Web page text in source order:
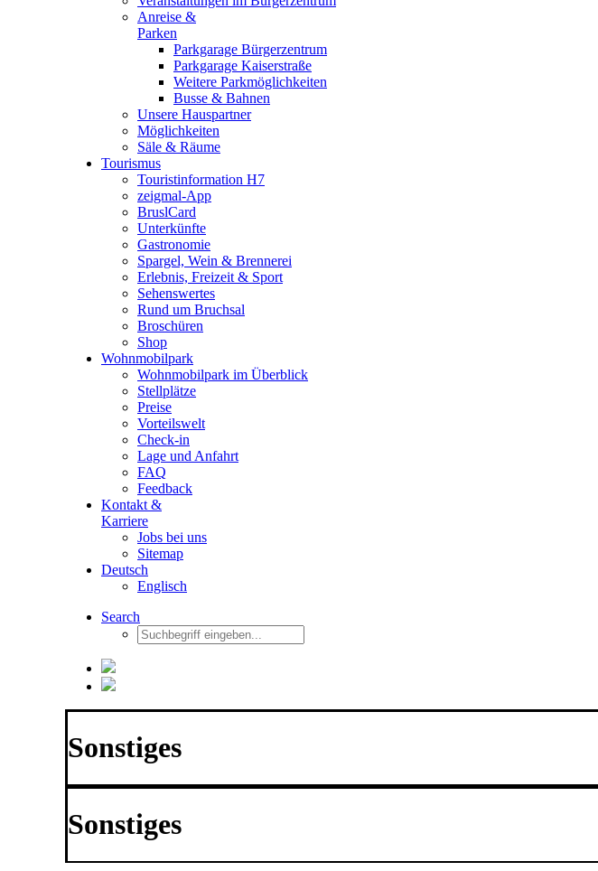
Anreise &
Parken
Parkgarage Bürgerzentrum
Parkgarage Kaiserstraße
Weitere Parkmöglichkeiten
Busse & Bahnen
Unsere Hauspartner
Möglichkeiten
Säle & Räume
Tourismus
Touristinformation H7
zeigmal-App
BruslCard
Unterkünfte
Gastronomie
Spargel, Wein & Brennerei
Erlebnis, Freizeit & Sport
Sehenswertes
Rund um Bruchsal
Broschüren
Shop
Wohnmobilpark
Wohnmobilpark im Überblick
Stellplätze
Preise
Vorteilswelt
Check-in
Lage und Anfahrt
FAQ
Feedback
Kontakt &
Karriere
Jobs bei uns
Sitemap
Deutsch
Englisch
Search
Sonstiges
Sonstiges